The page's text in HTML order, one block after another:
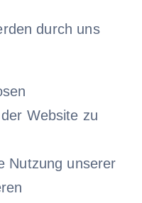
durch uns
Website zu
Nutzung unserer